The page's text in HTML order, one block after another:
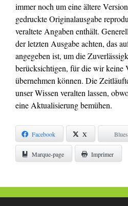
immer noch um eine ältere
gedruckte Originalausgabe
veraltete Angaben enthält.
der letzten Ausgabe achten, das
angegeben ist, um die
berücksichtigen, für die wir keine
übernehmen können. Die
unser Wissen veralten lassen,
eine Aktualisierung bemühen.
Facebook X
Marque-page Imprimer